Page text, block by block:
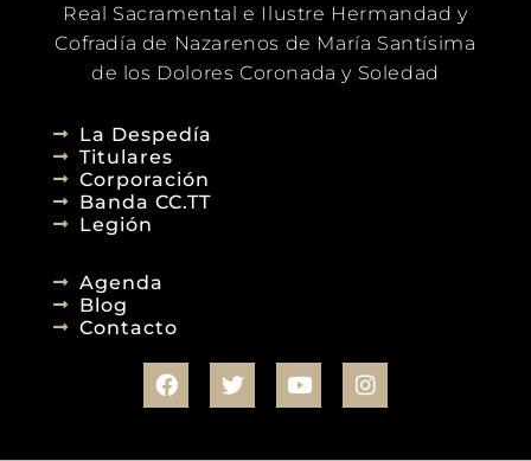
Real Sacramental e Ilustre Hermandad y
Cofradía de Nazarenos de María Santísima
de los Dolores Coronada y Soledad
La Despedía
Titulares
Corporación
Banda CC.TT
Legión
Agenda
Blog
Contacto